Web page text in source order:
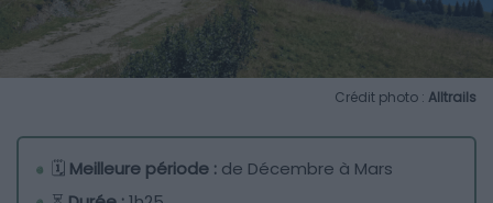
Crédit photo : Alltrails
🗓️ Meilleure période : de Décembre à Mars